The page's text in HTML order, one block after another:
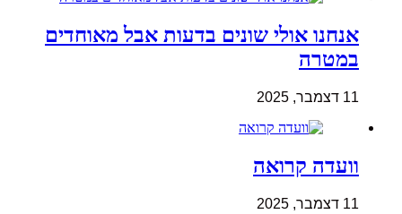
אנחנו אולי שונים בדעות אבל מאוחדים
במטרה
11 דצמבר, 2025
וועדה קרואה
11 דצמבר, 2025